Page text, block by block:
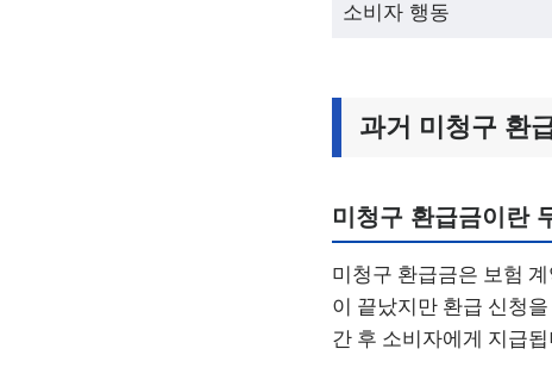
소비자 행동
과거 미청구 환
미청구 환급금이란
미청구 환급금은 보험
이 끝났지만 환급 신청
간 후 소비자에게 지급